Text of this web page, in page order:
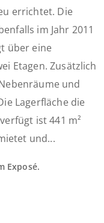
errichtet. Die
im Jahr 2011
über eine
Etagen. Zusätzlich
und
Lagerfläche die
ist 441 m²
und...
Exposé.